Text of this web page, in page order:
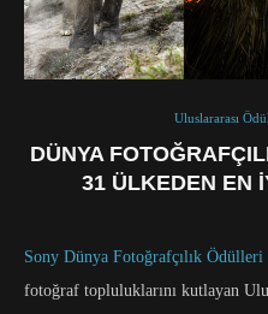
Uluslararası
DÜNYA
31 ÜLKEDEN EN
Sony Dünya Fotoğrafçılık Ödülleri
fotoğraf topluluklarını kutlayan